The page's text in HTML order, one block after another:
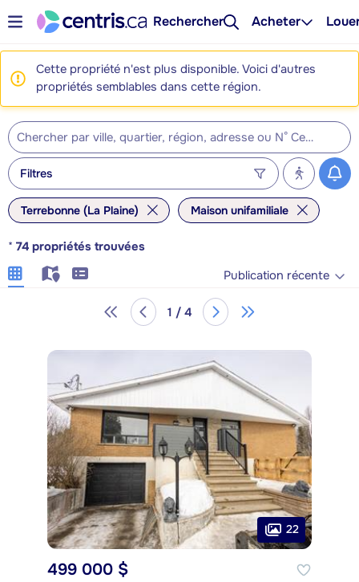
Rechercher Acheter
Cette propriété n'est plus disponible. Voici d'autres
propriétés semblables dans cette région.
Filtres
Terrebonne (La Plaine) Maison unifamiliale
* 74 propriétés trouvées
Publication récente
1 / 4
22
499 000 $